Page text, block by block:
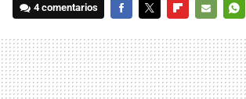
4 comentarios
MAIL